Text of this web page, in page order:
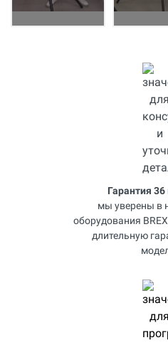
Гарантия
мы уверены в
оборудования
длительную